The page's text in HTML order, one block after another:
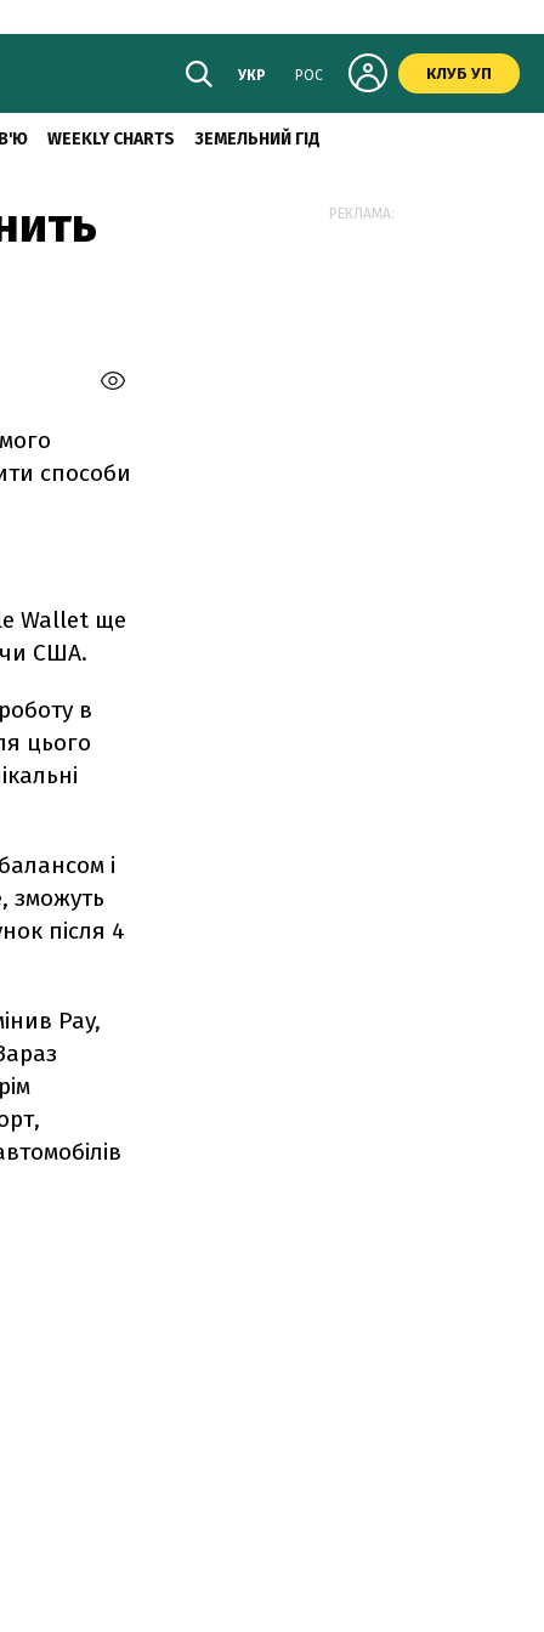
УКР РОС КЛУБ УП
WEEKLY CHARTS ЗЕМЕЛЬНИЙ ГІД
способи
Wallet ще
США.
в
цього
і
зможуть
після 4
Pay,
РЕКЛАМА: